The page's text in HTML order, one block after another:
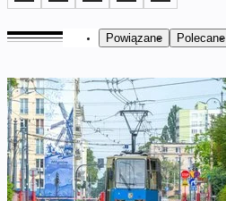
Powiązane Polecane